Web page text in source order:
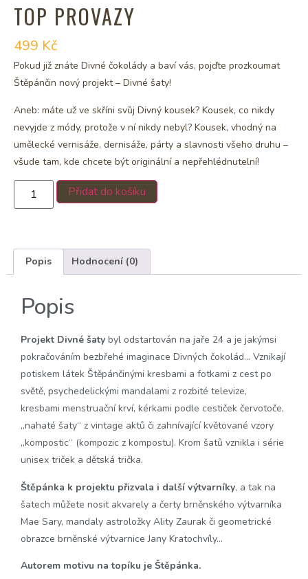
TOP PROVAZY
499 Kč
Pokud již znáte Divné čokolády a baví vás, pojďte prozkoumat
Štěpánčin nový projekt – Divné šaty!
Aneb: máte už ve skříni svůj Divný kousek? Kousek, co nikdy
nevyjde z módy, protože v ní nikdy nebyl? Kousek, vhodný na
umělecké vernisáže, dernisáže, párty a slavnosti všeho druhu –
všude tam, kde chcete být originální a nepřehlédnutelní!
Přidat do košíku
Popis Hodnocení (0)
Popis
Projekt Divné šaty byl odstartován na jaře 24 a je jakýmsi
pokračováním bezbřehé imaginace Divných čokolád… Vznikají
potiskem látek Štěpánčinými kresbami a fotkami z cest po
světě, psychedelickými mandalami z rozbité televize,
kresbami menstruační krví, kérkami podle cestiček červotoče,
„nahaté šaty“ z vintage aktů či zahnívající květované vzory
„kompostic“ (kompozic z kompostu). Krom šatů vznikla i série
unisex triček a dětská trička.
Štěpánka k projektu přizvala i další výtvarníky, a tak na
šatech můžete nosit akvarely a čerty brněnského výtvarníka
Mae Sary, mandaly astroložky Ality Zaurak či geometrické
obrazce brněnské výtvarnice Jany Kratochvíly…
Autorem motivu na topíku je Štěpánka.